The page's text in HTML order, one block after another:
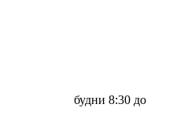
будни 8:30 до